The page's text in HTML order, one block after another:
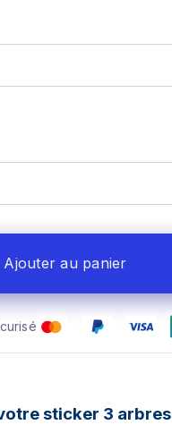
Ajouter au panier
sticker 3 arbres